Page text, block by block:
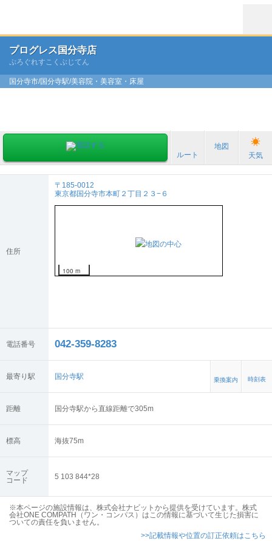
プログレス国分寺店
ぷろぐれすこくぶじてん
国分寺市/国分寺駅/美容院・美容室・床屋
ルート
地図
天気
住所
〒185-0012
東京都国分寺市本町２丁目２３−６
100 m
電話番号 042-359-8283
最寄り駅 国分寺駅 乗換案内 時刻表
距離 国分寺駅から直線距離で305m
標高 海抜75m
マップ
コード
5 103 844*28
※本ページの施設情報は、株式会社ナビットから提供を受けています。株式
会社ONE COMPATH（ワン・コンパス）はこの情報に基づいて生じた損害に
ついての責任を負いません。
>>記載情報や位置の訂正依頼はこちら